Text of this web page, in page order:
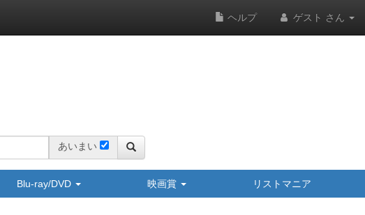
ヘルプ ゲスト さん
あいまい
Blu-ray/DVD 映画賞 リストマニア